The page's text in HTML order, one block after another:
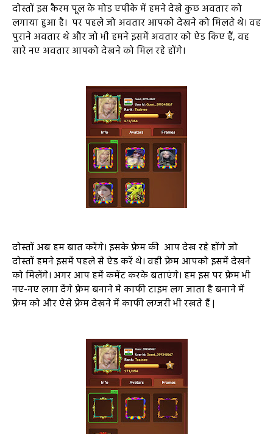
दोस्तों इस कैरम पूल के मोड एपीके में हमने देखे कुछ अवतार को
लगाया हुआ है। पर पहले जो अवतार आपको देखने को मिलते थे। वह
पुराने अवतार थे और जो भी हमने इसमें अवतार को ऐड किए हैं, वह
सारे नए अवतार आपको देखने को मिल रहे होंगे।
दोस्तों अब हम बात करेंगे। इसके फ्रेम की आप देख रहे होंगे जो
दोस्तों हमने इसमें पहले से ऐड करें थे। वही फ्रेम आपको इसमें देखने
को मिलेंगे। अगर आप हमें कमेंट करके बताएंगे। हम इस पर फ्रेम भी
नए-नए लगा देंगे फ्रेम बनाने मे काफी टाइम लग जाता है बनाने में
फ्रेम को और ऐसे फ्रेम देखने में काफी लग्जरी भी रखते हैं |